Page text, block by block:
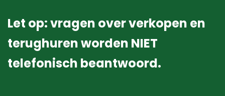
Let op: vragen over verkopen en
terughuren worden NIET
telefonisch beantwoord.